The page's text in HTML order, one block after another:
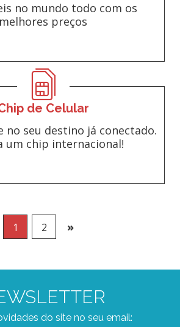
no mundo todo com os
melhores preços
de Celular
no seu destino já conectado.
um chip internacional!
1 2 »
do site no seu email: